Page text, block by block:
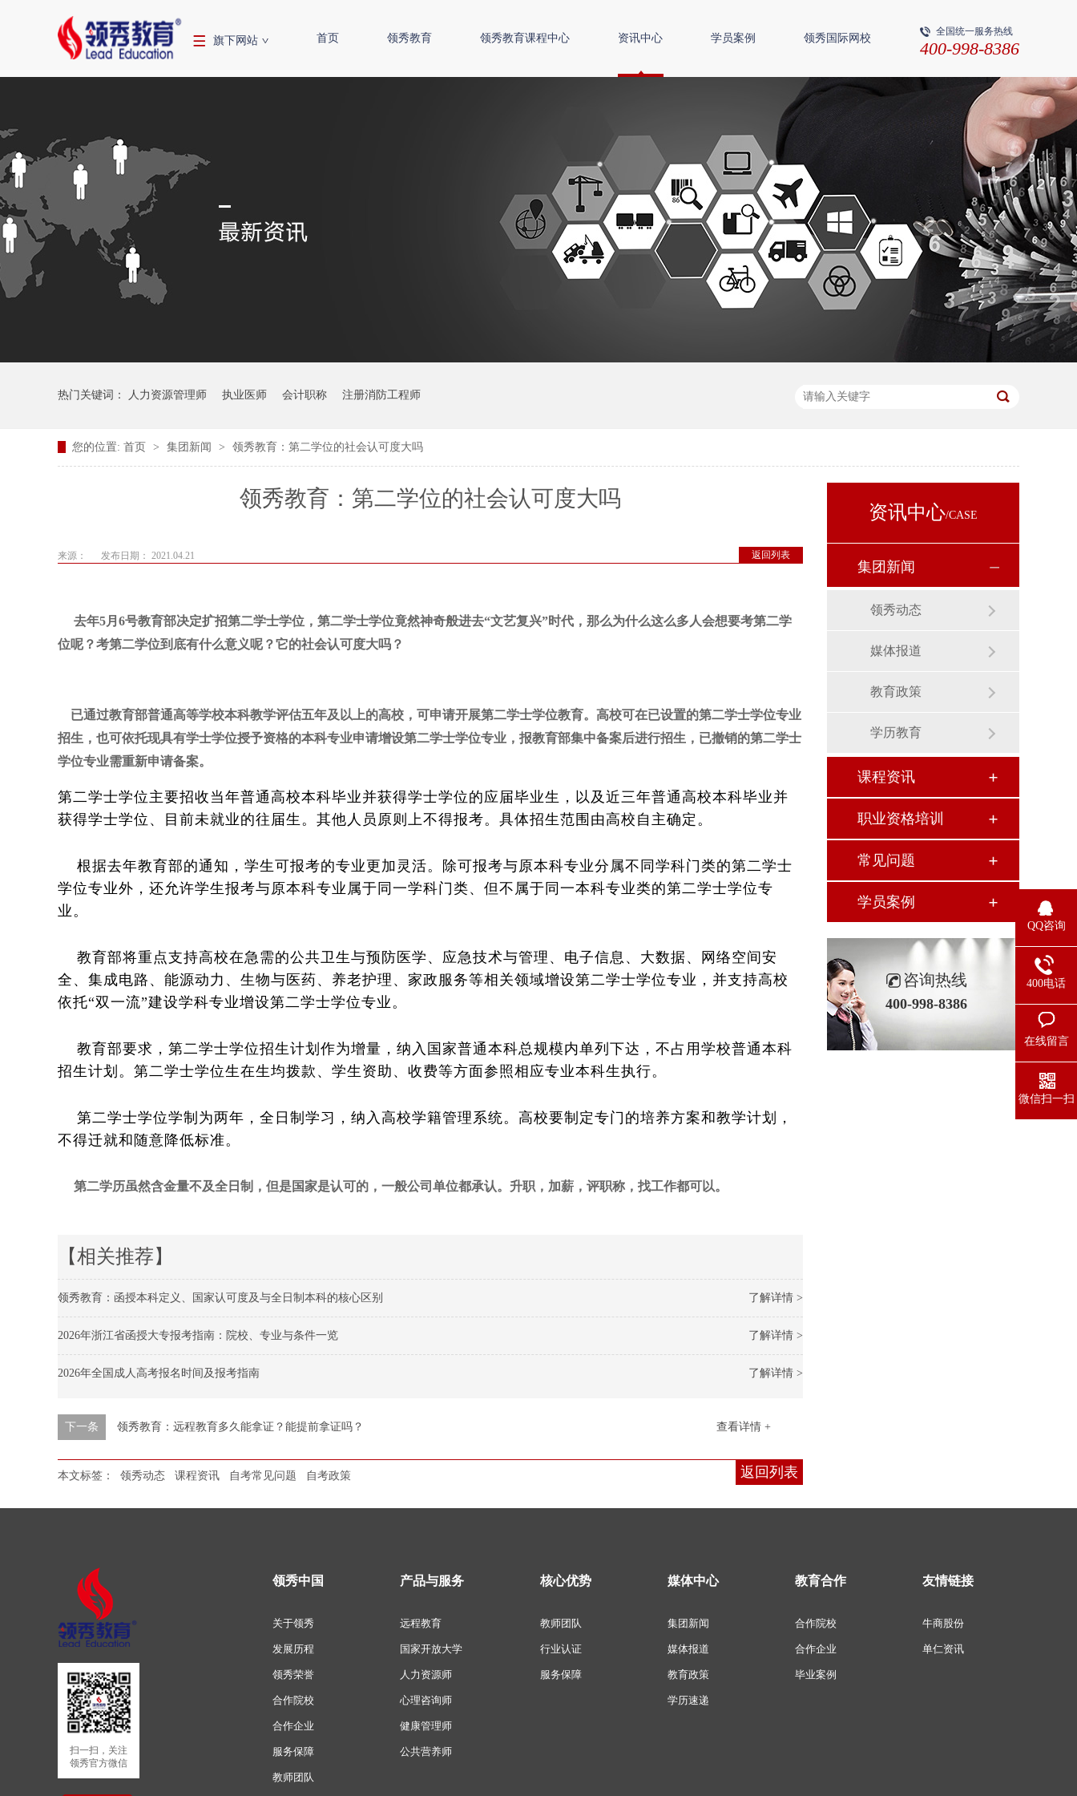
旗下网站 首页 领秀教育 领秀教育课程中心 资讯中心 学员案例 领秀国际网校
全国统一服务热线
400-998-8386
热门关键词： 人力资源管理师 执业医师 会计职称 注册消防工程师
您的位置: 首页 > 集团新闻 > 领秀教育：第二学位的社会认可度大吗
领秀教育：第二学位的社会认可度大吗
返回列表
来源： 发布日期： 2021.04.21
去年5月6号教育部决定扩招第二学士学位，第二学士学位竟然神奇般进去“文艺复兴”时代，那么为什么这么多人会想要考第二学
位呢？考第二学位到底有什么意义呢？它的社会认可度大吗？
已通过教育部普通高等学校本科教学评估五年及以上的高校，可申请开展第二学士学位教育。高校可在已设置的第二学士学位专业
招生，也可依托现具有学士学位授予资格的本科专业申请增设第二学士学位专业，报教育部集中备案后进行招生，已撤销的第二学士
学位专业需重新申请备案。
第二学士学位主要招收当年普通高校本科毕业并获得学士学位的应届毕业生，以及近三年普通高校本科毕业并
获得学士学位、目前未就业的往届生。其他人员原则上不得报考。具体招生范围由高校自主确定。
根据去年教育部的通知，学生可报考的专业更加灵活。除可报考与原本科专业分属不同学科门类的第二学士
学位专业外，还允许学生报考与原本科专业属于同一学科门类、但不属于同一本科专业类的第二学士学位专
业。
教育部将重点支持高校在急需的公共卫生与预防医学、应急技术与管理、电子信息、大数据、网络空间安
全、集成电路、能源动力、生物与医药、养老护理、家政服务等相关领域增设第二学士学位专业，并支持高校
依托“双一流”建设学科专业增设第二学士学位专业。
教育部要求，第二学士学位招生计划作为增量，纳入国家普通本科总规模内单列下达，不占用学校普通本科
招生计划。第二学士学位生在生均拨款、学生资助、收费等方面参照相应专业本科生执行。
第二学士学位学制为两年，全日制学习，纳入高校学籍管理系统。高校要制定专门的培养方案和教学计划，
不得迁就和随意降低标准。
第二学历虽然含金量不及全日制，但是国家是认可的，一般公司单位都承认。升职，加薪，评职称，找工作都可以。
【相关推荐】
了解详情 >
领秀教育：函授本科定义、国家认可度及与全日制本科的核心区别
了解详情 >
2026年浙江省函授大专报考指南：院校、专业与条件一览
了解详情 >
2026年全国成人高考报名时间及报考指南
查看详情 +
下一条 领秀教育：远程教育多久能拿证？能提前拿证吗？
返回列表
本文标签： 领秀动态 课程资讯 自考常见问题 自考政策
资讯中心/CASE
集团新闻
领秀动态
媒体报道
教育政策
学历教育
课程资讯
职业资格培训
常见问题
学员案例
咨询热线
400-998-8386
扫一扫，关注
领秀官方微信
领秀中国
关于领秀
发展历程
领秀荣誉
合作院校
合作企业
服务保障
教师团队
产品与服务
远程教育
国家开放大学
人力资源师
心理咨询师
健康管理师
公共营养师
核心优势
教师团队
行业认证
服务保障
媒体中心
集团新闻
媒体报道
教育政策
学历速递
教育合作
合作院校
合作企业
毕业案例
友情链接
牛商股份
单仁资讯
QQ咨询
400电话
在线留言
微信扫一扫